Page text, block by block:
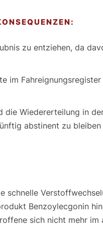
zu entziehen, da
im Fahreignungsregister
Wiedererteilung in
abstinent zu
schnelle
Benzoylecgonin
sich nicht mehr im